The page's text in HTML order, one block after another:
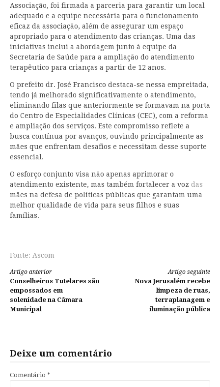
Associação, foi firmada a parceria para garantir um local
adequado e a equipe necessária para o funcionamento
eficaz da associação, além de assegurar um espaço
apropriado para o atendimento das crianças. Uma das
iniciativas inclui a abordagem junto à equipe da
Secretaria de Saúde para a ampliação do atendimento
terapêutico para crianças a partir de 12 anos.
O prefeito dr. José Francisco destaca-se nessa empreitada,
tendo já melhorado significativamente o atendimento,
eliminando filas que anteriormente se formavam na porta
do Centro de Especialidades Clínicas (CEC), com a reforma
e ampliação dos serviços. Este compromisso reflete a
busca contínua por avanços, ouvindo principalmente as
mães que enfrentam desafios e necessitam desse suporte
essencial.
O esforço conjunto visa não apenas aprimorar o
atendimento existente, mas também fortalecer a voz das
mães na defesa de políticas públicas que garantam uma
melhor qualidade de vida para seus filhos e suas
famílias.
Fonte: Ascom
Continue
lendo
Artigo anterior
Conselheiros Tutelares são
empossados em
solenidade na Câmara
Municipal
Artigo seguinte
Nova Jerusalém recebe
limpeza de ruas,
terraplanagem e
iluminação pública
Deixe um comentário
Comentário *